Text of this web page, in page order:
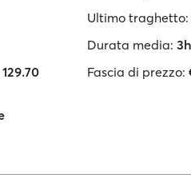
Ultimo traghetto:
Durata media:
Fascia di prezzo: